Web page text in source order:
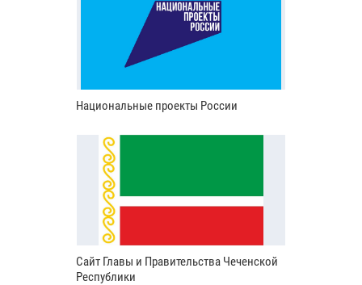
Национальные проекты России
Сайт Главы и Правительства Чеченской
Республики